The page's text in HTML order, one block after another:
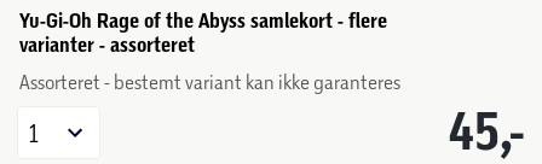
Yu-Gi-Oh Rage of the Abyss samlekort - flere
varianter - assorteret
Assorteret - bestemt variant kan ikke garanteres
45,-
1